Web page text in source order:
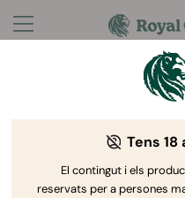
Benvingut al Royal
Tens 18
El contingut i els
reservats per a persones